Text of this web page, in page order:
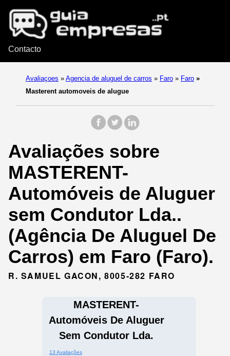
Contacto
Avaliaçoes » Agencia de aluguel de carros » Faro » Faro »
Masterent automoveis de alugue
Avaliações sobre
MASTERENT-
Automóveis de Aluguer
sem Condutor Lda..
(Agência De Aluguel De
Carros) em Faro (Faro).
R. SAMUEL GACON, 8005-282 FARO
MASTERENT-
Automóveis De Aluguer
Sem Condutor Lda.
13 Avaliações